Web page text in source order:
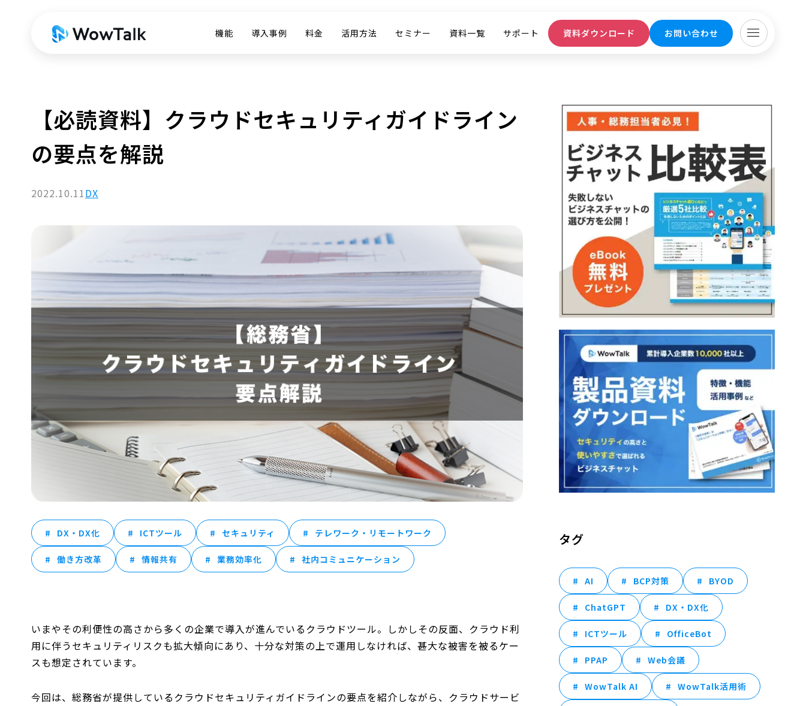
機能 導入事例 料金 活用方法 セミナー 資料一覧 サポート 資料ダウンロード お問い合わせ
【必読資料】クラウドセキュリティガイドライン
の要点を解説
2022.10.11DX
DX・DX化 ICTツール セキュリティ テレワーク・リモートワーク
働き方改革 情報共有 業務効率化 社内コミュニケーション
いまやその利便性の高さから多くの企業で導入が進んでいるクラウドツール。しかしその反面、クラウド利
用に伴うセキュリティリスクも拡大傾向にあり、十分な対策の上で運用しなければ、甚大な被害を被るケー
スも想定されています。
今回は、総務省が提供しているクラウドセキュリティガイドラインの要点を紹介しながら、クラウドサービ
タグ
AI BCP対策 BYOD
ChatGPT DX・DX化
ICTツール OfficeBot
PPAP Web会議
WowTalk AI WowTalk活用術